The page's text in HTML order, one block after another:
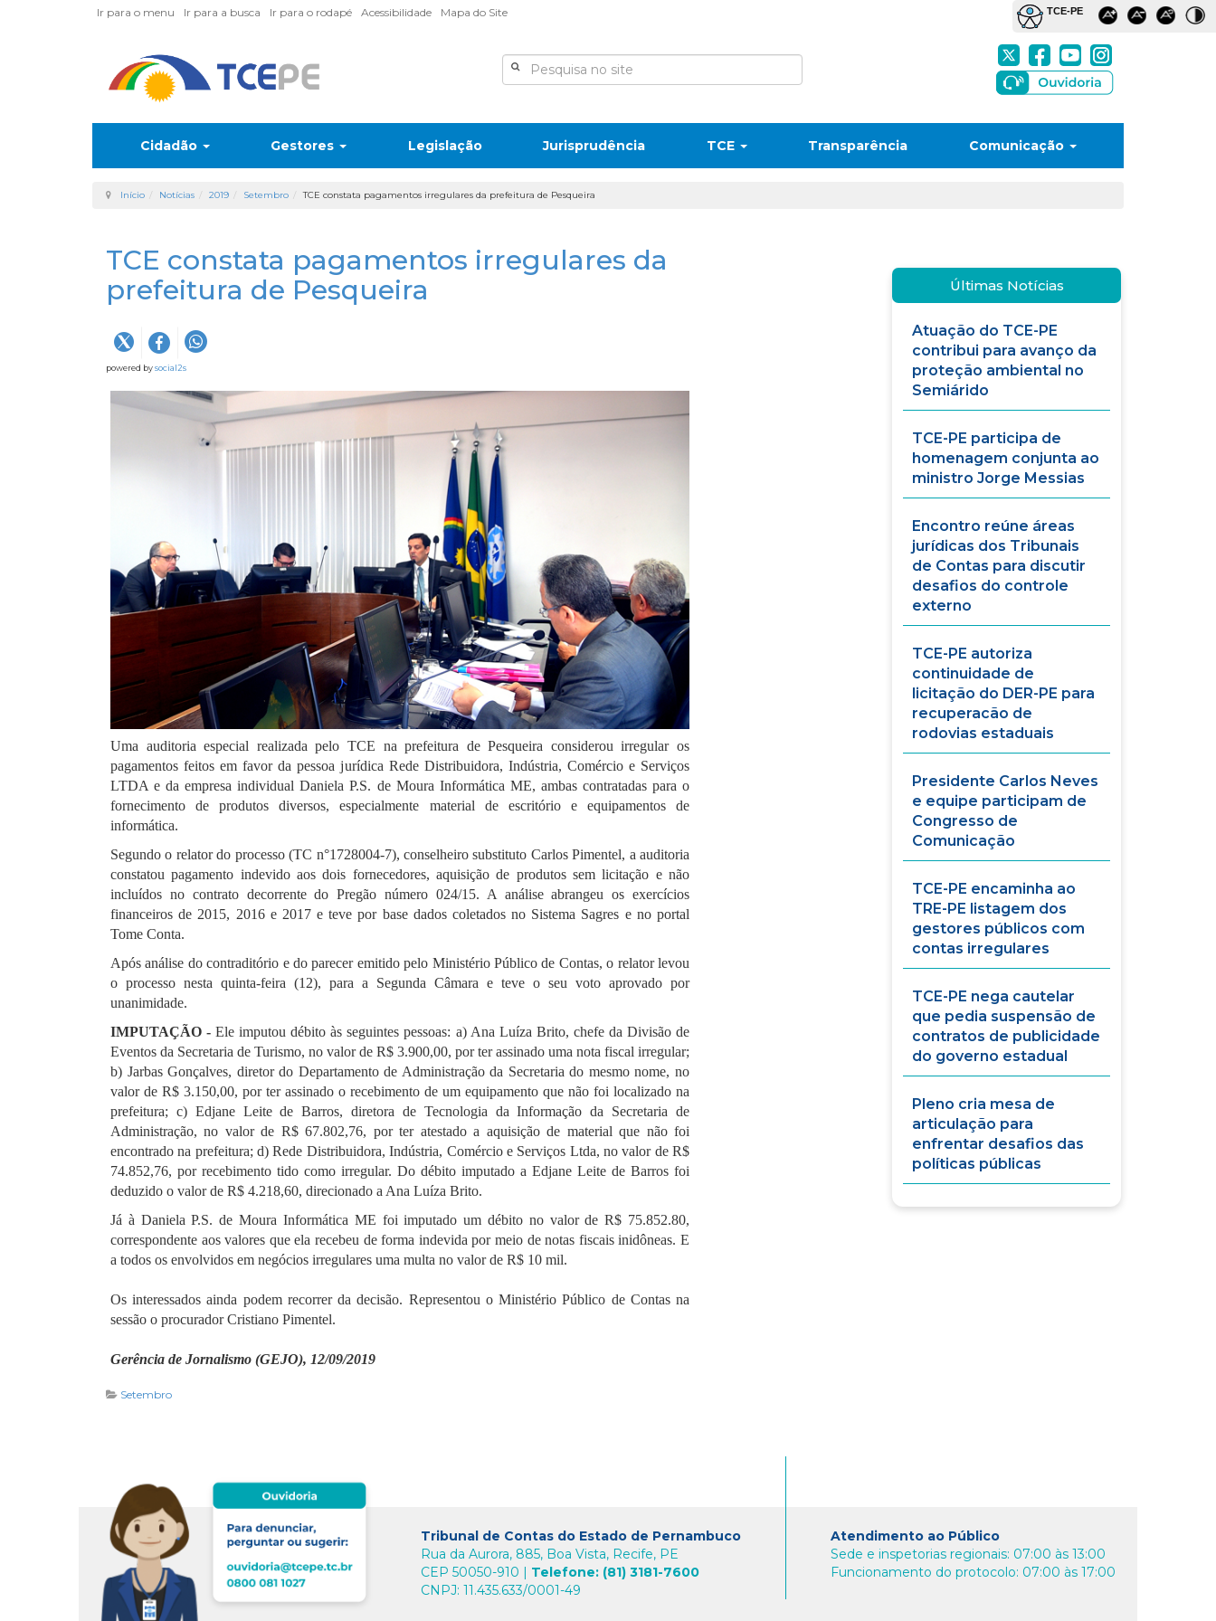
Ir para o menu Ir para a busca Ir para o rodapé Acessibilidade Mapa do Site
Cidadão Gestores Legislação Jurisprudência TCE Transparência Comunicação
Início Notícias 2019 Setembro TCE constata pagamentos irregulares da prefeitura de Pesqueira
TCE constata pagamentos irregulares da
prefeitura de Pesqueira
powered bysocial2s
Uma auditoria especial realizada pelo TCE na prefeitura de Pesqueira considerou irregular os
pagamentos feitos em favor da pessoa jurídica Rede Distribuidora, Indústria, Comércio e Serviços
LTDA e da empresa individual Daniela P.S. de Moura Informática ME, ambas contratadas para o
fornecimento de produtos diversos, especialmente material de escritório e equipamentos de
informática.
Segundo o relator do processo (TC n°1728004-7), conselheiro substituto Carlos Pimentel, a auditoria
constatou pagamento indevido aos dois fornecedores, aquisição de produtos sem licitação e não
incluídos no contrato decorrente do Pregão número 024/15. A análise abrangeu os exercícios
financeiros de 2015, 2016 e 2017 e teve por base dados coletados no Sistema Sagres e no portal
Tome Conta.
Após análise do contraditório e do parecer emitido pelo Ministério Público de Contas, o relator levou
o processo nesta quinta-feira (12), para a Segunda Câmara e teve o seu voto aprovado por
unanimidade.
IMPUTAÇÃO - Ele imputou débito às seguintes pessoas: a) Ana Luíza Brito, chefe da Divisão de
Eventos da Secretaria de Turismo, no valor de R$ 3.900,00, por ter assinado uma nota fiscal irregular;
b) Jarbas Gonçalves, diretor do Departamento de Administração da Secretaria do mesmo nome, no
valor de R$ 3.150,00, por ter assinado o recebimento de um equipamento que não foi localizado na
prefeitura; c) Edjane Leite de Barros, diretora de Tecnologia da Informação da Secretaria de
Administração, no valor de R$ 67.802,76, por ter atestado a aquisição de material que não foi
encontrado na prefeitura; d) Rede Distribuidora, Indústria, Comércio e Serviços Ltda, no valor de R$
74.852,76, por recebimento tido como irregular. Do débito imputado a Edjane Leite de Barros foi
deduzido o valor de R$ 4.218,60, direcionado a Ana Luíza Brito.
Já à Daniela P.S. de Moura Informática ME foi imputado um débito no valor de R$ 75.852.80,
correspondente aos valores que ela recebeu de forma indevida por meio de notas fiscais inidôneas. E
a todos os envolvidos em negócios irregulares uma multa no valor de R$ 10 mil.
Os interessados ainda podem recorrer da decisão. Representou o Ministério Público de Contas na
sessão o procurador Cristiano Pimentel.
Gerência de Jornalismo (GEJO), 12/09/2019
Setembro
Últimas Notícias
Atuação do TCE-PE
contribui para avanço da
proteção ambiental no
Semiárido
TCE-PE participa de
homenagem conjunta ao
ministro Jorge Messias
Encontro reúne áreas
jurídicas dos Tribunais
de Contas para discutir
desafios do controle
externo
TCE-PE autoriza
continuidade de
licitação do DER-PE para
recuperacão de
rodovias estaduais
Presidente Carlos Neves
e equipe participam de
Congresso de
Comunicação
TCE-PE encaminha ao
TRE-PE listagem dos
gestores públicos com
contas irregulares
TCE-PE nega cautelar
que pedia suspensão de
contratos de publicidade
do governo estadual
Pleno cria mesa de
articulação para
enfrentar desafios das
políticas públicas
Tribunal de Contas do Estado de Pernambuco
Rua da Aurora, 885, Boa Vista, Recife, PE
CEP 50050-910 | Telefone: (81) 3181-7600
CNPJ: 11.435.633/0001-49
Atendimento ao Público
Sede e inspetorias regionais: 07:00 às 13:00
Funcionamento do protocolo: 07:00 às 17:00